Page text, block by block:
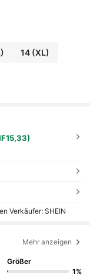
14 (XL)
Verkäufer: SHEIN
Mehr anzeigen
Größer
1%